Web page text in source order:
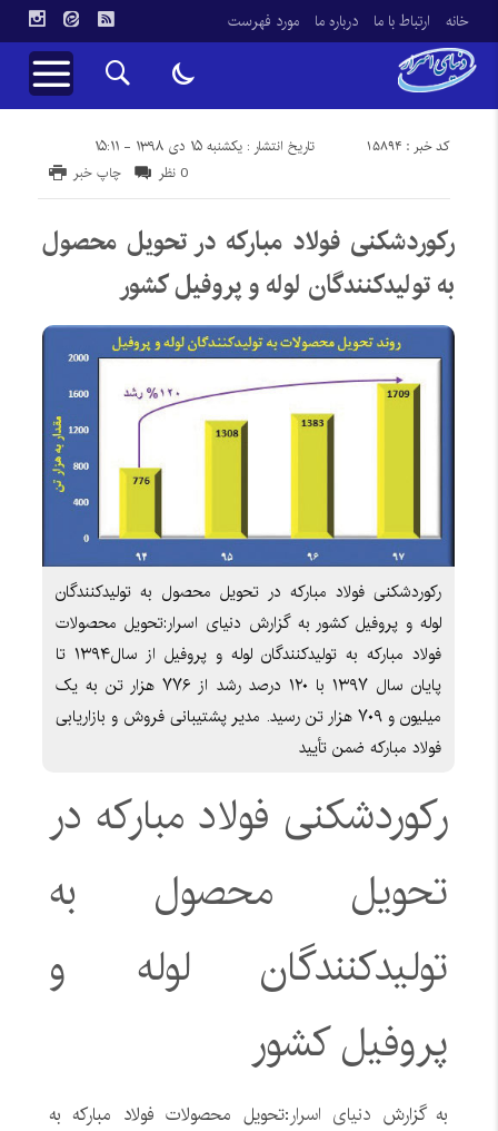
خانه ارتباط با ما درباره ما مورد فهرست
تاریخ انتشار : یکشنبه ۱۵ دی ۱۳۹۸ - ۱۵:۱۱ کد خبر : 15894
چاپ خبر 0 نظر
رکوردشکنی فولاد مبارکه در تحویل محصول
به تولیدکنندگان لوله و پروفیل کشور
رکوردشکنی فولاد مبارکه در تحویل محصول به تولیدکنندگان
لوله و پروفیل کشور به گزارش دنیای اسرار:تحویل محصولات
فولاد مبارکه به تولیدکنندگان لوله و پروفیل از سال۱۳۹۴ تا
پایان سال ۱۳۹۷ با ۱۲۰ درصد رشد از ۷۷۶ هزار تن به یک
میلیون و ۷۰۹ هزار تن رسید. مدیر پشتیبانی فروش و بازاریابی
فولاد مبارکه ضمن تأیید
رکوردشکنی فولاد مبارکه در
تحویل محصول به
تولیدکنندگان لوله و
پروفیل کشور
به گزارش دنیای اسرار:تحویل محصولات فولاد مبارکه به